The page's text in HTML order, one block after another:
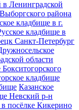
в Ленинградской
района
кладбище в г.
кладбище в
Санкт-Петербург
области
кладбище
Казанское
Невский р-н
посёлке Кикерино